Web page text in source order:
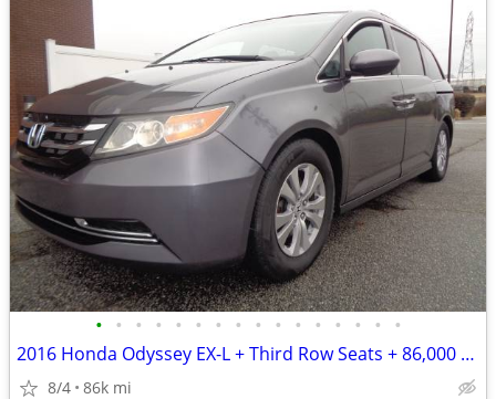
• • • • • • • • • • • • • • • •
2016 Honda Odyssey EX-L + Third Row Seats + 86,000 Miles
8/4 86k mi